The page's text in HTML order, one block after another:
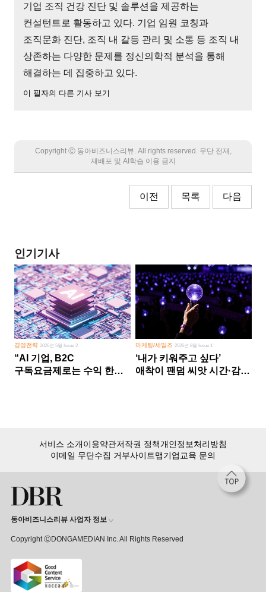
기업 조직 건강 진단 및 솔루션을 제공하는
컨설턴트로 활동하고 있다. 기업 임원 코칭과
조직문화 진단, 조직 내 갈등 관리 및 소통 등 조직 내
상존하는 다양한 문제를 정신의학적 분석을 통해
해결하는 데 집중하고 있다.
이 필자의 다른 기사 보기
Copyright Ⓒ 동아비즈니스리뷰. All rights reserved. 무단 전재,
재배포 및 AI학습 이용 금지
이전 목록 다음
인기기사
경영전략 2026년 5월 Issue 2
“AI 기업, B2C
구독요금제로는 수익 한계
마케팅/세일즈 2026년 8월 Issue 1
‘내가 키워주고 싶다’
애착이 팬덤 씨앗 시간·감정
15,000여 건의 DBR 콘텐츠를
서비스 소개이용약관저작권 정책개인정보처리방침
이메일 무단수집 거부사이트맵기업교육 문의
동아비즈니스리뷰 사업자 정보
Copyright ⒸDONGAMEDIAN Inc. All Rights Reserved